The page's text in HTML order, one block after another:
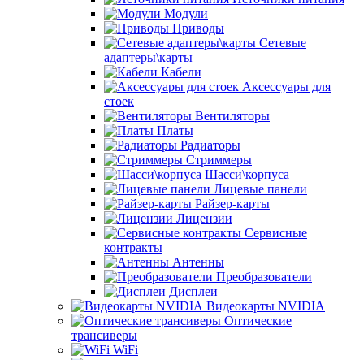
Модули
Приводы
Сетевые
адаптеры\карты
Кабели
Аксессуары для
стоек
Вентиляторы
Платы
Радиаторы
Стриммеры
Шасси\корпуса
Лицевые панели
Райзер-карты
Лицензии
Сервисные
контракты
Антенны
Преобразователи
Дисплеи
Видеокарты NVIDIA
Оптические
трансиверы
WiFi